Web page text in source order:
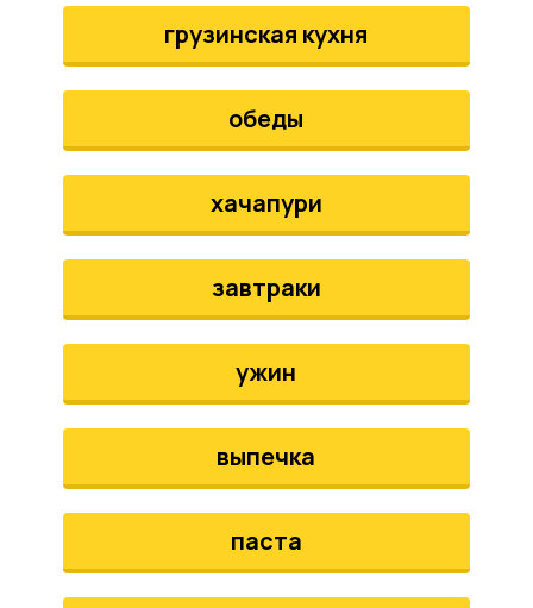
грузинская кухня
обеды
хачапури
завтраки
ужин
выпечка
паста